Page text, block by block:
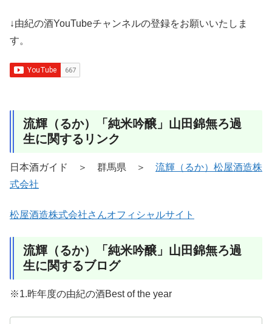
↓由紀の酒YouTubeチャンネルの登録をお願いいたしま
す。
流輝（るか）「純米吟醸」山田錦無ろ過
生に関するリンク
日本酒ガイド ＞ 群馬県 ＞ 流輝（るか）松屋酒造株
式会社
松屋酒造株式会社さんオフィシャルサイト
流輝（るか）「純米吟醸」山田錦無ろ過
生に関するブログ
※1.昨年度の由紀の酒Best of the year